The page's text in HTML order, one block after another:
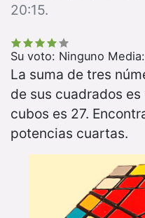
20:15.
Su voto: Ninguno Media:
La suma de tres
de sus cuadrados es
cubos es 27.
potencias cuartas.